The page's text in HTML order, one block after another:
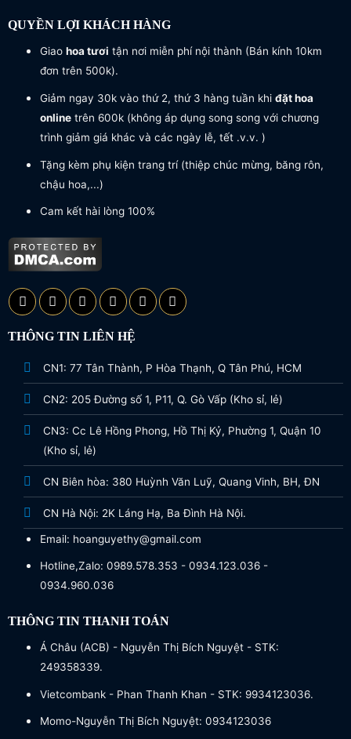
QUYỀN LỢI KHÁCH HÀNG
Giao hoa tươi tận nơi miễn phí nội thành (Bán kính 10km
đơn trên 500k).
Giảm ngay 30k vào thứ 2, thứ 3 hàng tuần khi đặt hoa
onlinetrên 600k (không áp dụng song song với chương
trình giảm giá khác và các ngày lễ, tết .v.v. )
Tặng kèm phụ kiện trang trí (thiệp chúc mừng, băng rôn,
chậu hoa,...)
Cam kết hài lòng 100%
THÔNG TIN LIÊN HỆ
CN1: 77 Tân Thành, P Hòa Thạnh, Q Tân Phú, HCM
CN2: 205 Đường số 1, P11, Q. Gò Vấp (Kho sỉ, lẻ)
CN3: Cc Lê Hồng Phong, Hồ Thị Kỷ, Phường 1, Quận 10
(Kho sỉ, lẻ)
CN Biên hòa: 380 Huỳnh Văn Luỹ, Quang Vinh, BH, ĐN
CN Hà Nội: 2K Láng Hạ, Ba Đình Hà Nội.
Email: hoanguyethy@gmail.com
Hotline,Zalo: 0989.578.353 - 0934.123.036 -
0934.960.036
THÔNG TIN THANH TOÁN
Á Châu (ACB) - Nguyễn Thị Bích Nguyệt - STK:
249358339.
Vietcombank - Phan Thanh Khan - STK: 9934123036.
Momo-Nguyễn Thị Bích Nguyệt: 0934123036